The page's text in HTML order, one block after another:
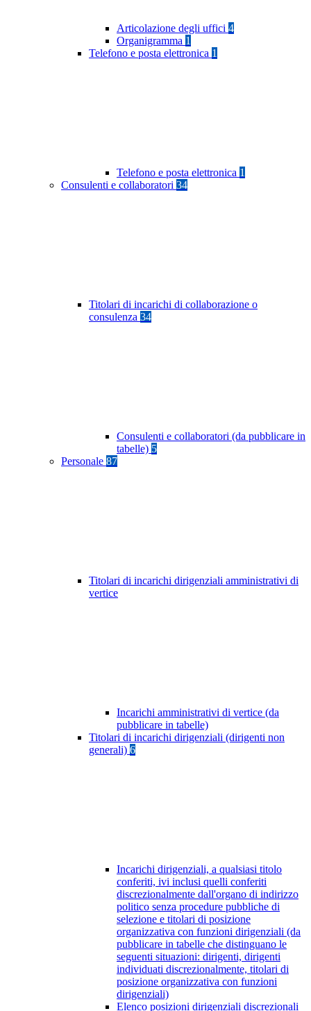
Articolazione degli uffici 4
Organigramma 1
Telefono e posta elettronica 1
Telefono e posta elettronica 1
Consulenti e collaboratori 34
Titolari di incarichi di collaborazione o
consulenza 34
Consulenti e collaboratori (da pubblicare in
tabelle) 5
Personale 87
Titolari di incarichi dirigenziali amministrativi di
vertice
Incarichi amministrativi di vertice (da
pubblicare in tabelle)
Titolari di incarichi dirigenziali (dirigenti non
generali) 6
Incarichi dirigenziali, a qualsiasi titolo
conferiti, ivi inclusi quelli conferiti
discrezionalmente dall'organo di indirizzo
politico senza procedure pubbliche di
selezione e titolari di posizione
organizzativa con funzioni dirigenziali (da
pubblicare in tabelle che distinguano le
seguenti situazioni: dirigenti, dirigenti
individuati discrezionalmente, titolari di
posizione organizzativa con funzioni
dirigenziali)
Elenco posizioni dirigenziali discrezionali